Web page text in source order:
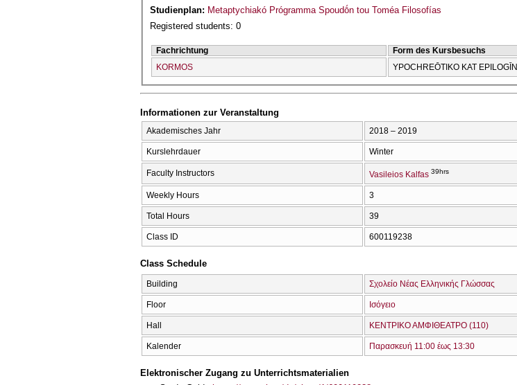
Studienplan: Metaptychiakó Prógramma Spoudṓn tou Toméa Filosofías
Registered students: 0
Fachrichtung Form des Kursbesuchs
KORMOS
YPOCΗREŌTIKO KAT EPILOGĪN
Informationen zur Veranstaltung
Akademisches Jahr 2018 – 2019
Kurslehrdauer Winter
Faculty Instructors Vasileios Kalfas 39hrs
Weekly Hours 3
Total Hours 39
Class ID 600119238
Class Schedule
Building Σχολείο Νέας Ελληνικής Γλώσσας
Floor Ισόγειο
Hall ΚΕΝΤΡΙΚΟ ΑΜΦΙΘΕΑΤΡΟ (110)
Kalender Παρασκευή 11:00 έως 13:30
Elektronischer Zugang zu Unterrichtsmaterialien